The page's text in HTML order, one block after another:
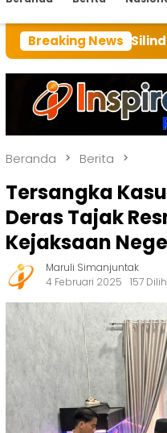
Breaking News
Silindung Tarutung
Beranda Berita
Tersangka
Deras Tajak
Kejaksaan
Maruli Simanjuntak
4 Februari 2025
157